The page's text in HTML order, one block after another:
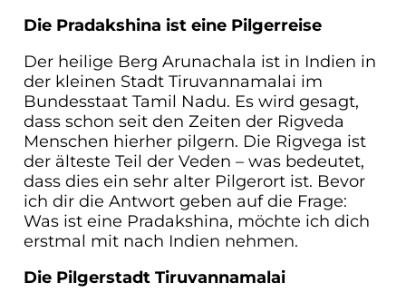
Die Pradakshina ist eine Pilgerreise
Der heilige Berg Arunachala ist in Indien in
der kleinen Stadt Tiruvannamalai im
Bundesstaat Tamil Nadu. Es wird gesagt,
dass schon seit den Zeiten der Rigveda
Menschen hierher pilgern. Die Rigvega ist
der älteste Teil der Veden – was bedeutet,
dass dies ein sehr alter Pilgerort ist. Bevor
ich dir die Antwort geben auf die Frage:
Was ist eine Pradakshina, möchte ich dich
erstmal mit nach Indien nehmen.
Die Pilgerstadt Tiruvannamalai